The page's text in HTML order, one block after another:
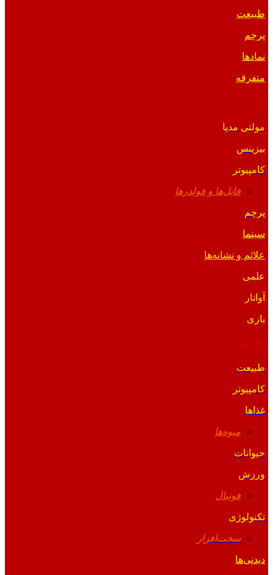
طبیعت
پرچم
نمادها
متفرقه
مولتی مدیا
بیزینس
کامپیوتر
فایل‌ها و فولدرها
پرچم
سینما
علائم و نشانه‌ها
علمی
آواتار
بازی
طبیعت
کامپیوتر
غذاها
میوه‌ها
حیوانات
ورزش
فوتبال
تکنولوژی
سخت‌افزار
دیدنی‌ها